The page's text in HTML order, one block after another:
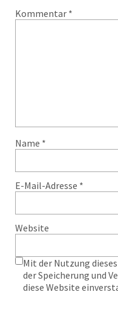
Kommentar *
Name *
E-Mail-Adresse *
Website
Mit der Nutzung
der Speicherung und
diese Website